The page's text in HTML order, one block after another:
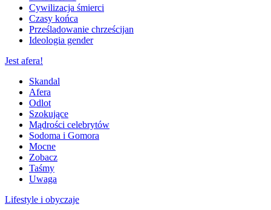
Cywilizacja śmierci
Czasy końca
Prześladowanie chrześcijan
Ideologia gender
Jest afera!
Skandal
Afera
Odlot
Szokujące
Mądrości celebrytów
Sodoma i Gomora
Mocne
Zobacz
Taśmy
Uwaga
Lifestyle i obyczaje